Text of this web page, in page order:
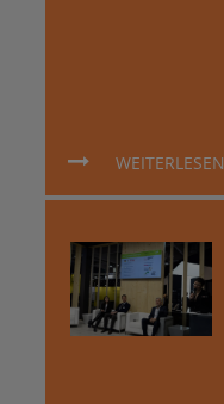
WEITERLESEN